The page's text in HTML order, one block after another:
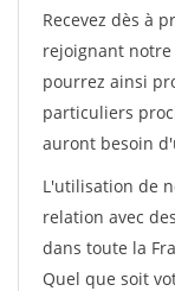
Recevez dès à
rejoignant notre
pourrez ainsi
particuliers
auront besoin
L'utilisation de
relation avec
dans toute la
Quel que soit